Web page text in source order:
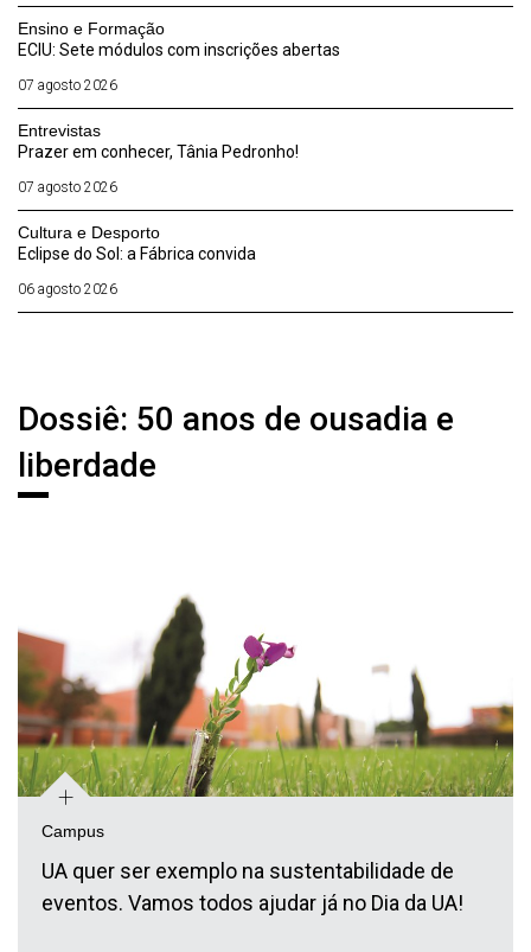
Ensino e Formação
ECIU: Sete módulos com inscrições abertas
07 agosto 2026
Entrevistas
Prazer em conhecer, Tânia Pedronho!
07 agosto 2026
Cultura e Desporto
Eclipse do Sol: a Fábrica convida
06 agosto 2026
Notícias
Dossiê: 50 anos de ousadia e
liberdade
+
Campus
UA quer ser exemplo na sustentabilidade de
eventos. Vamos todos ajudar já no Dia da UA!